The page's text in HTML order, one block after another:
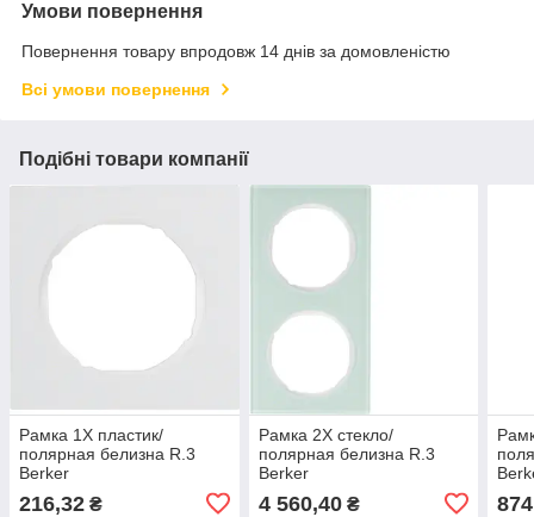
Умови повернення
Повернення товару впродовж 14 днів за домовленістю
Всі умови повернення
Подібні товари компанії
Рамка 1Х пластик/
полярная белизна R.3
Berker
216,32 ₴
Рамка 2Х стекло/
полярная белизна R.3
Berker
4 560,40₴